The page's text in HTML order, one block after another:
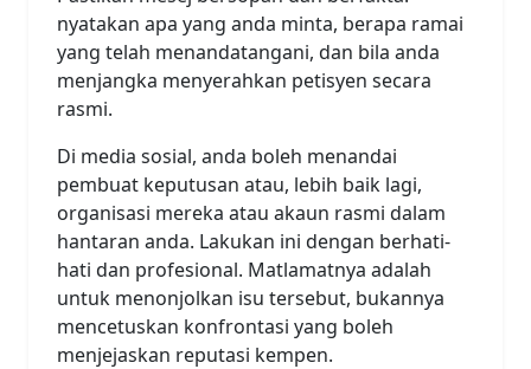
nyatakan apa yang anda minta, berapa ramai
yang telah menandatangani, dan bila anda
menjangka menyerahkan petisyen secara
rasmi.
Di media sosial, anda boleh menandai
pembuat keputusan atau, lebih baik lagi,
organisasi mereka atau akaun rasmi dalam
hantaran anda. Lakukan ini dengan berhati-
hati dan profesional. Matlamatnya adalah
untuk menonjolkan isu tersebut, bukannya
mencetuskan konfrontasi yang boleh
menjejaskan reputasi kempen.